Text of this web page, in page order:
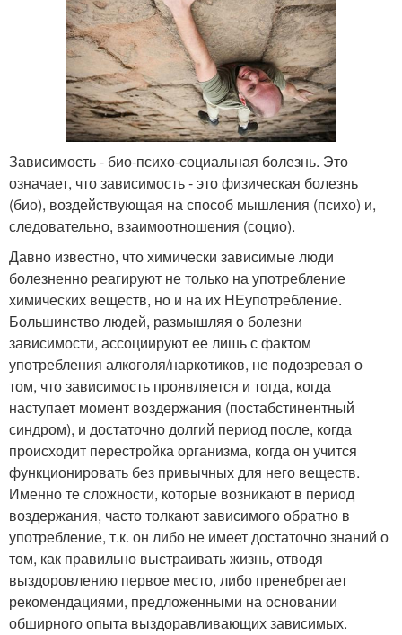
Зависимость - био-психо-социальная болезнь. Это
означает, что зависимость - это физическая болезнь
(био), воздействующая на способ мышления (психо) и,
следовательно, взаимоотношения (социо).
Давно известно, что химически зависимые люди
болезненно реагируют не только на употребление
химических веществ, но и на их НЕупотребление.
Большинство людей, размышляя о болезни
зависимости, ассоциируют ее лишь с фактом
употребления алкоголя/наркотиков, не подозревая о
том, что зависимость проявляется и тогда, когда
наступает момент воздержания (постабстинентный
синдром), и достаточно долгий период после, когда
происходит перестройка организма, когда он учится
функционировать без привычных для него веществ.
Именно те сложности, которые возникают в период
воздержания, часто толкают зависимого обратно в
употребление, т.к. он либо не имеет достаточно знаний о
том, как правильно выстраивать жизнь, отводя
выздоровлению первое место, либо пренебрегает
рекомендациями, предложенными на основании
обширного опыта выздоравливающих зависимых.